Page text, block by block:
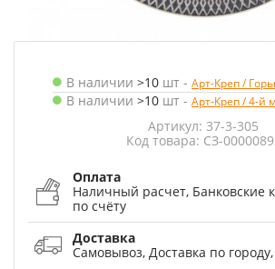
В наличии >10 шт - Арт-Креп /
В наличии >10 шт - Арт-Креп / 4-й
Артикул: 37-3-305
Код товара: СЗ-
Оплата
Наличный расчет, Банковские
по счёту
Доставка
Самовывоз, Доставка по